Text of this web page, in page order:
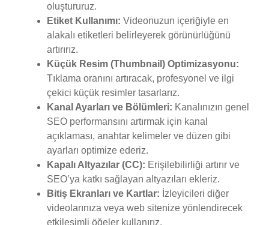
oluştururuz.
Etiket Kullanımı: Videonuzun içeriğiyle en
alakalı etiketleri belirleyerek görünürlüğünü
artırırız.
Küçük Resim (Thumbnail) Optimizasyonu:
Tıklama oranını artıracak, profesyonel ve ilgi
çekici küçük resimler tasarlarız.
Kanal Ayarları ve Bölümleri: Kanalınızın genel
SEO performansını artırmak için kanal
açıklaması, anahtar kelimeler ve düzen gibi
ayarları optimize ederiz.
Kapalı Altyazılar (CC): Erişilebilirliği artırır ve
SEO’ya katkı sağlayan altyazıları ekleriz.
Bitiş Ekranları ve Kartlar: İzleyicileri diğer
videolarınıza veya web sitenize yönlendirecek
etkileşimli öğeler kullanırız.